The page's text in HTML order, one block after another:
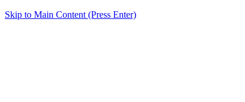
Skip to Main Content (Press Enter)